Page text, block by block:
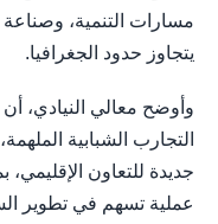
مسارات التنمية،
يتجاوز حدود الجغرافيا.
وأوضح معالي النيادي،
التجارب الشبابية
جديدة للتعاون
عملية تسهم في تطوير